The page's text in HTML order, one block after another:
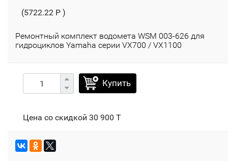
(5722.22 P )
Ремонтный комплект водомета WSM 003-626 для
гидроциклов Yamaha серии VX700 / VX1100
Купить
Цена со скидкой 30 900 T